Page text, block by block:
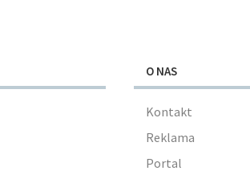
O NAS
Kontakt
Reklama
Portal